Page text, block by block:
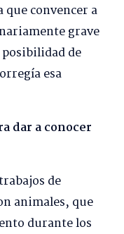
convencer a
grave
de
esa
dar a conocer
de
animales, que
durante los